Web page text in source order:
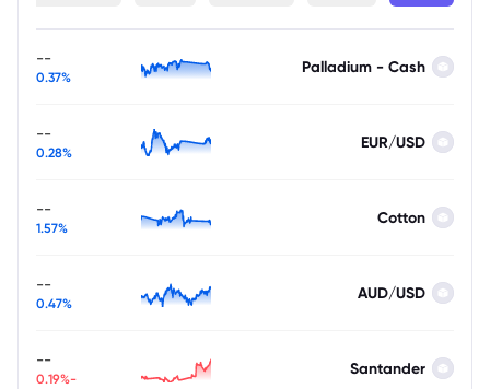
Palladium - Cash
--
0.37%
EUR/USD
--
0.28%
Cotton
--
1.57%
AUD/USD
--
0.47%
Santander
--
-0.19%